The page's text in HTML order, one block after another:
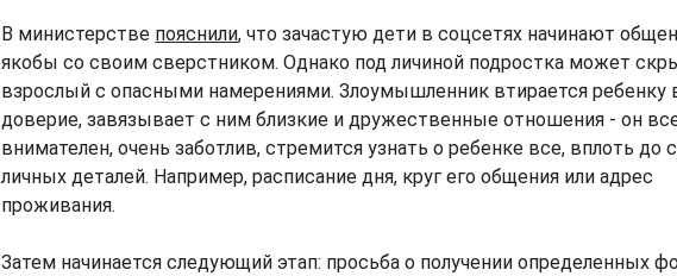
В министерстве пояснили, что зачастую дети в соцсетях начинают
якобы со своим сверстником. Однако под личиной подростка может
взрослый с опасными намерениями. Злоумышленник втирается ребенку
доверие, завязывает с ним близкие и дружественные отношения - он
внимателен, очень заботлив, стремится узнать о ребенке все, вплоть до
личных деталей. Например, расписание дня, круг его общения или адрес
проживания.
Затем начинается следующий этап: просьба о получении определенных